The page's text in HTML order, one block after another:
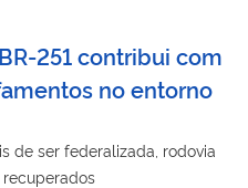
251 contribui com
no entorno
de ser federalizada, rodovia